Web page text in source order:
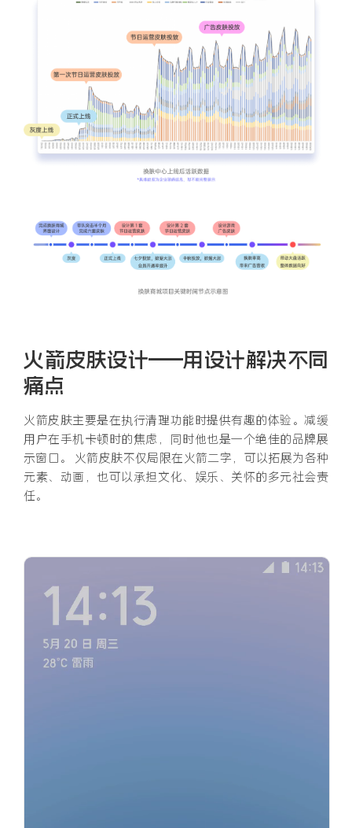
火箭皮肤设计——用设计解决不同
痛点
火箭皮肤主要是在执行清理功能时提供有趣的体验。减缓
用户在手机卡顿时的焦虑，同时他也是一个绝佳的品牌展
示窗口。 火箭皮肤不仅局限在火箭二字，可以拓展为各种
元素、动画，也可以承担文化、娱乐、关怀的多元社会责
任。